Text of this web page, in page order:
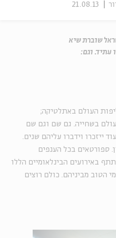
21.08.13
שוברת שיא
עתיד. וגם:
העולם באתלטיקה;
בשחייה. גם שם וגם שם
ייזכרו וידברו עליהם שנים.
ספורטאים בכל הענפים
באירועים הבינלאומיים הללו
הטוב מביניהם. כולם רוצים